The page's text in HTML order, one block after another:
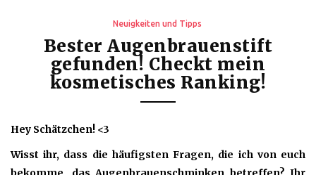
Neuigkeiten und Tipps
Bester Augenbrauenstift
gefunden! Checkt mein
kosmetisches Ranking!
Hey Schätzchen! <3
Wisst ihr, dass die häufigsten Fragen, die ich von euch